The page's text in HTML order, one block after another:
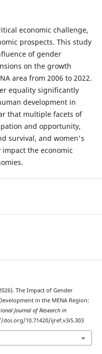
economic challenge,
prospects. This study
of gender
on the growth
area from 2006 to 2022.
equality significantly
development in
that multiple facets of
and opportunity,
survival, and women's
the economic
The Impact of Gender
in the MENA Region:
Journal of Research in
doi.org/10.71420/ijref.v3i5.303